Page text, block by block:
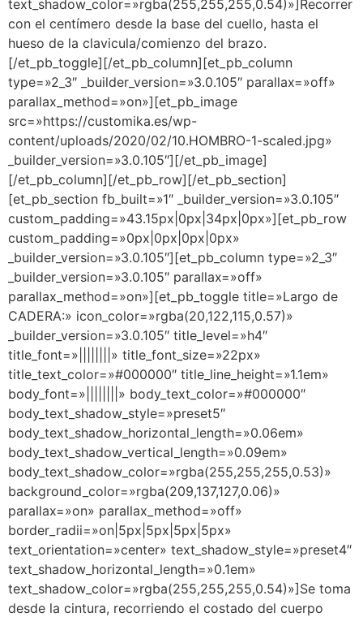
text_shadow_color=»rgba(255,255,255,0.54)»]Recorrer
con el centímero desde la base del cuello, hasta el
hueso de la clavicula/comienzo del brazo.
[/et_pb_toggle][/et_pb_column][et_pb_column
type=»2_3″ _builder_version=»3.0.105″ parallax=»off»
parallax_method=»on»][et_pb_image
src=»https://customika.es/wp-
content/uploads/2020/02/10.HOMBRO-1-scaled.jpg»
_builder_version=»3.0.105″][/et_pb_image]
[/et_pb_column][/et_pb_row][/et_pb_section]
[et_pb_section fb_built=»1″ _builder_version=»3.0.105″
custom_padding=»43.15px|0px|34px|0px»][et_pb_row
custom_padding=»0px|0px|0px|0px»
_builder_version=»3.0.105″][et_pb_column type=»2_3″
_builder_version=»3.0.105″ parallax=»off»
parallax_method=»on»][et_pb_toggle title=»Largo de
CADERA:» icon_color=»rgba(20,122,115,0.57)»
_builder_version=»3.0.105″ title_level=»h4″
title_font=»||||||||» title_font_size=»22px»
title_text_color=»#000000″ title_line_height=»1.1em»
body_font=»||||||||» body_text_color=»#000000″
body_text_shadow_style=»preset5″
body_text_shadow_horizontal_length=»0.06em»
body_text_shadow_vertical_length=»0.09em»
body_text_shadow_color=»rgba(255,255,255,0.53)»
background_color=»rgba(209,137,127,0.06)»
parallax=»on» parallax_method=»off»
border_radii=»on|5px|5px|5px|5px»
text_orientation=»center» text_shadow_style=»preset4″
text_shadow_horizontal_length=»0.1em»
text_shadow_color=»rgba(255,255,255,0.54)»]Se toma
desde la cintura, recorriendo el costado del cuerpo